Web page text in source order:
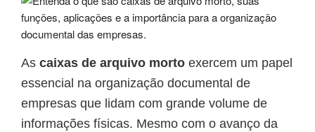
As caixas de arquivo morto exercem um papel
essencial na organização documental de
empresas que lidam com grande volume de
informações físicas. Mesmo com o avanço da